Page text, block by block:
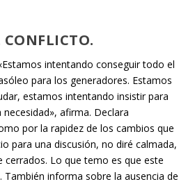
intentando conseguir todo el
para los generadores. Estamos
estamos intentando insistir para
afirma. Declara
por la rapidez de los cambios que
para una discusión, no diré calmada,
Lo que temo es que este
informa sobre la ausencia de